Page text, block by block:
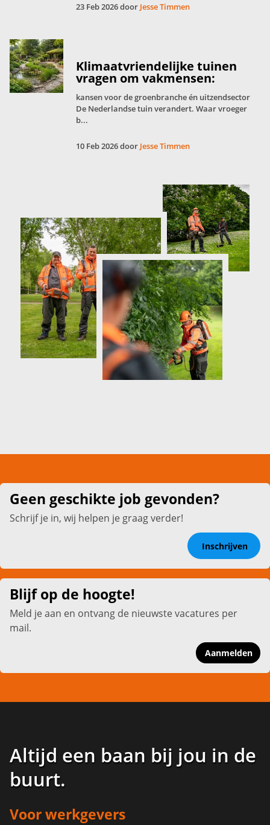
23 Feb 2026 door Jesse Timmen
Klimaatvriendelijke tuinen
vragen om vakmensen:
kansen voor de groenbranche én uitzendsector
De Nederlandse tuin verandert. Waar vroeger
b...
10 Feb 2026 door Jesse Timmen
Geen geschikte job gevonden?
Schrijf je in, wij helpen je graag verder!
Inschrijven
Blijf op de hoogte!
Meld je aan en ontvang de nieuwste vacatures per
mail.
Aanmelden
Altijd een baan bij jou in de
buurt.
Voor werkgevers